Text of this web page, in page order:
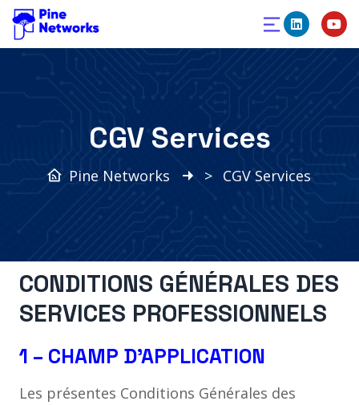
CGV Services
Pine Networks > CGV Services
CONDITIONS GÉNÉRALES DES
SERVICES PROFESSIONNELS
1 – CHAMP D’APPLICATION
Les présentes Conditions Générales des